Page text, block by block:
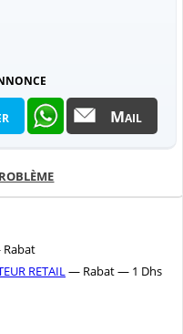
Mail
RETAIL— Rabat — 1 Dhs